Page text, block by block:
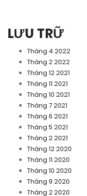
LƯU TRỮ
Tháng 4 2022
Tháng 2 2022
Tháng 12 2021
Tháng 11 2021
Tháng 10 2021
Tháng 7 2021
Tháng 6 2021
Tháng 5 2021
Tháng 2 2021
Tháng 12 2020
Tháng 11 2020
Tháng 10 2020
Tháng 9 2020
Tháng 2 2020